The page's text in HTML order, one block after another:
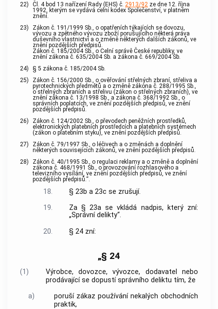
22)
Čl. 4 bod 13 nařízení Rady (EHS) č. 2913/92 ze dne 12. října
1992, kterým se vydává celní kodex Společenství, v platném
znění.
23)
Zákon č. 191/1999 Sb., o opatřeních týkajících se dovozu,
vývozu a zpětného vývozu zboží porušujícího některá práva
duševního vlastnictví a o změně některých dalších zákonů, ve
znění pozdějších předpisů.
Zákon č. 185/2004 Sb., o Celní správě České republiky, ve
znění zákona č. 635/2004 Sb. a zákona č. 669/2004 Sb.
24)
§ 5 zákona č. 185/2004 Sb.
25)
Zákon č. 156/2000 Sb., o ověřování střelných zbraní, střeliva a
pyrotechnických předmětů a o změně zákona č. 288/1995 Sb.,
o střelných zbraních a střelivu (zákon o střelných zbraních), ve
znění zákona č. 13/1998 Sb., a zákona č. 368/1992 Sb., o
správních poplatcích, ve znění pozdějších předpisů, ve znění
pozdějších předpisů.
26)
Zákon č. 124/2002 Sb., o převodech peněžních prostředků,
elektronických platebních prostředcích a platebních systémech
(zákon o platebním styku), ve znění pozdějších předpisů.
27)
Zákon č. 79/1997 Sb., o léčivech a o změnách a doplnění
některých souvisejících zákonů, ve znění pozdějších předpisů.
28)
Zákon č. 40/1995 Sb., o regulaci reklamy a o změně a doplnění
zákona č. 468/1991 Sb., o provozování rozhlasového a
televizního vysílání, ve znění pozdějších předpisů, ve znění
pozdějších předpisů.“.
18.
§ 23b a 23c se zrušují.
19.
Za § 23a se vkládá nadpis, který zní:
„Správní delikty“.
20.
§ 24 zní:
„§ 24
(1)
Výrobce, dovozce, vývozce, dodavatel nebo
prodávající se dopustí správního deliktu tím, že
a)
poruší zákaz používání nekalých obchodních
praktik,